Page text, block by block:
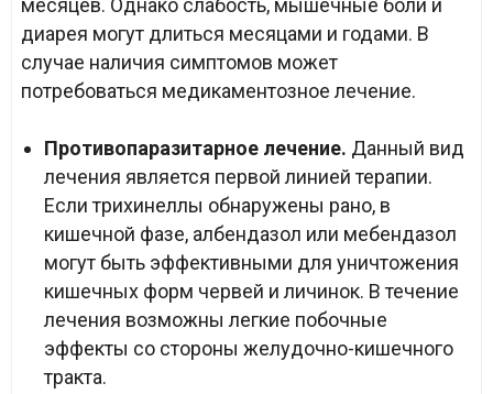
месяцев. Однако слабость, мышечные боли и
диарея могут длиться месяцами и годами. В
случае наличия симптомов может
потребоваться медикаментозное лечение.
Противопаразитарное лечение. Данный вид
лечения является первой линией терапии.
Если трихинеллы обнаружены рано, в
кишечной фазе, албендазол или мебендазол
могут быть эффективными для уничтожения
кишечных форм червей и личинок. В течение
лечения возможны легкие побочные
эффекты со стороны желудочно-кишечного
тракта.